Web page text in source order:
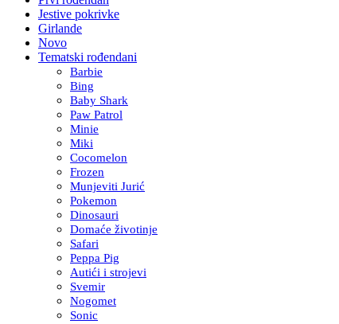
Jestive pokrivke
Girlande
Novo
Tematski rođendani
Barbie
Bing
Baby Shark
Paw Patrol
Minie
Miki
Cocomelon
Frozen
Munjeviti Jurić
Pokemon
Dinosauri
Domaće životinje
Safari
Peppa Pig
Autići i strojevi
Svemir
Nogomet
Sonic